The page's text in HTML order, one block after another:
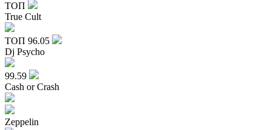
ТОП
True Cult
ТОП 96.05
Dj Psycho
99.59
Cash or Crash
Zeppelin